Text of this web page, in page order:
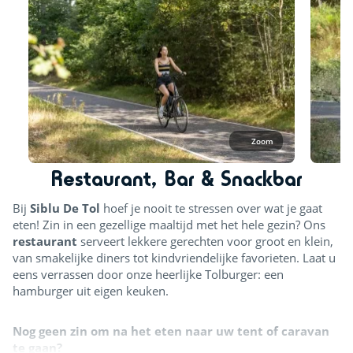
Zoom
Restaurant, Bar & Snackbar
Bij Siblu De Tol hoef je nooit te stressen over wat je gaat
eten! Zin in een gezellige maaltijd met het hele gezin? Ons
restaurant serveert lekkere gerechten voor groot en klein,
van smakelijke diners tot kindvriendelijke favorieten. Laat u
eens verrassen door onze heerlijke Tolburger: een
hamburger uit eigen keuken.
Nog geen zin om na het eten naar uw tent of caravan
te gaan?